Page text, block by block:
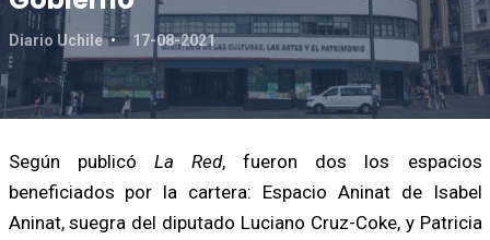
Diario Uchile 17-08-2021
Según publicó La Red, fueron dos los espacios
beneficiados por la cartera: Espacio Aninat de Isabel
Aninat, suegra del diputado Luciano Cruz-Coke, y Patricia